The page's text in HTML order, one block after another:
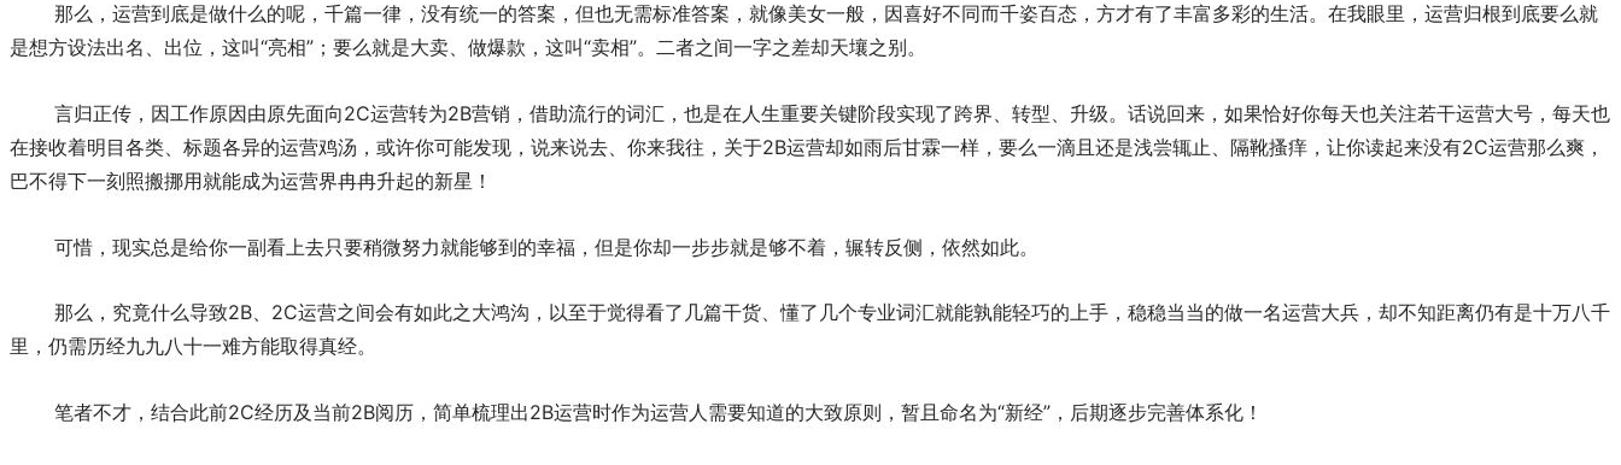
那么，运营到底是做什么的呢，千篇一律，没有统一的答案，但也无需标准答案，就像美女一般，因喜好不同而千姿百态，方才有了丰富多彩的生活。在我眼里，运营归根到底要么就
是想方设法出名、出位，这叫“亮相”；要么就是大卖、做爆款，这叫“卖相”。二者之间一字之差却天壤之别。
言归正传，因工作原因由原先面向2C运营转为2B营销 ，借助流行的词汇，也是在人生重要关键阶段实现了跨界、转型、升级。话说回来，如果恰好你每天也关注若干运营大号，每天也
在接收着明目各类、标题各异的运营鸡汤，或许你可能发现，说来说去、你来我往，关于2B运营却如雨后甘霖一样，要么一滴且还是浅尝辄止、隔靴搔痒，让你读起来没有2C运营那么爽，
巴不得下一刻照搬挪用就能成为运营界冉冉升起的新星！
可惜，现实总是给你一副看上去只要稍微努力就能够到的幸福，但是你却一步步就是够不着，辗转反侧，依然如此。
那么，究竟什么导致2B、2C运营之间会有如此之大鸿沟，以至于觉得看了几篇干货、懂了几个专业词汇就能孰能轻巧的上手，稳稳当当的做一名运营大兵，却不知距离仍有是十万八千
里，仍需历经九九八十一难方能取得真经。
笔者不才，结合此前2C经历及当前2B阅历，简单梳理出2B运营时作为运营人需要知道的大致原则，暂且命名为“新经”，后期逐步完善体系化！